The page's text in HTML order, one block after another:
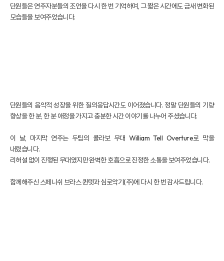
단원들은 연주자분들의 조언을 다시 한 번 기억하며, 그 짧은 시간에도 금새 변화된
모습들을 보여주었습니다.
단원들의 음악적 성장을 위한 질의응답시간도 이어졌습니다. 정말 단원들의 기량
향상을 한 분, 한 분 애정을 가지고 충분한 시간 이야기를 나누어 주셨습니다.
이 날, 마지막 연주는 두팀의 콜라보 무대 William Tell Overture로 막을
내렸습니다.
리허설 없이 진행된 무대였지만 완벽한 호흡으로 진정한 소통을 보여주었습니다.
함께해주신 스페니쉬 브라스 퀸텟과 심로악기(주)에 다시 한 번 감사드립니다.